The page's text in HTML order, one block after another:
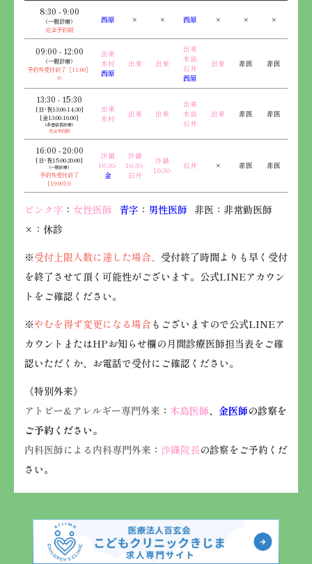
8:30 - 9:00
（一般診療）
完全予約制
西原 × × 西原 × × ×
09:00 - 12:00
（一般診療）
予約外受付終了［11:00］
※
出来
木村
西原
出来 出来
出来
木島
石井
西原
出来 非医 非医
13:30 - 15:30
[日･祝13:00-14:30]
[金13:00-16:00]
（非感染者診療）
完全予約制
出来
木村
出来 出来
出来
木島
石井
出来 非医 非医
16:00 - 20:00
[日･祝15:00-20:00]
（一般診療）
予約外受付終了
[19:00]※
沙織
16:30-
金
沙織
16:30-
石井
沙織
16:30-
石井 × 非医 非医
ピンク字 ： 女性医師 青字 ： 男性医師 非医：非常勤医師
×：休診
※受付上限人数に達した場合、 受付終了時間よりも早く受付
を終了させて頂く可能性がございます。公式LINEアカウン
トをご確認ください。
※やむを得ず変更になる場合 もございますので公式LINEア
カウントまたはHPお知らせ欄の月間診療医師担当表をご確
認いただくか、お電話で受付にご確認ください。
《特別外来》
アトピー&アレルギー専門外来 ： 木島医師、 金医師の診察を
ご予約ください。
内科医師による内科専門外来 ： 沙織院長の診察をご予約くだ
さい。